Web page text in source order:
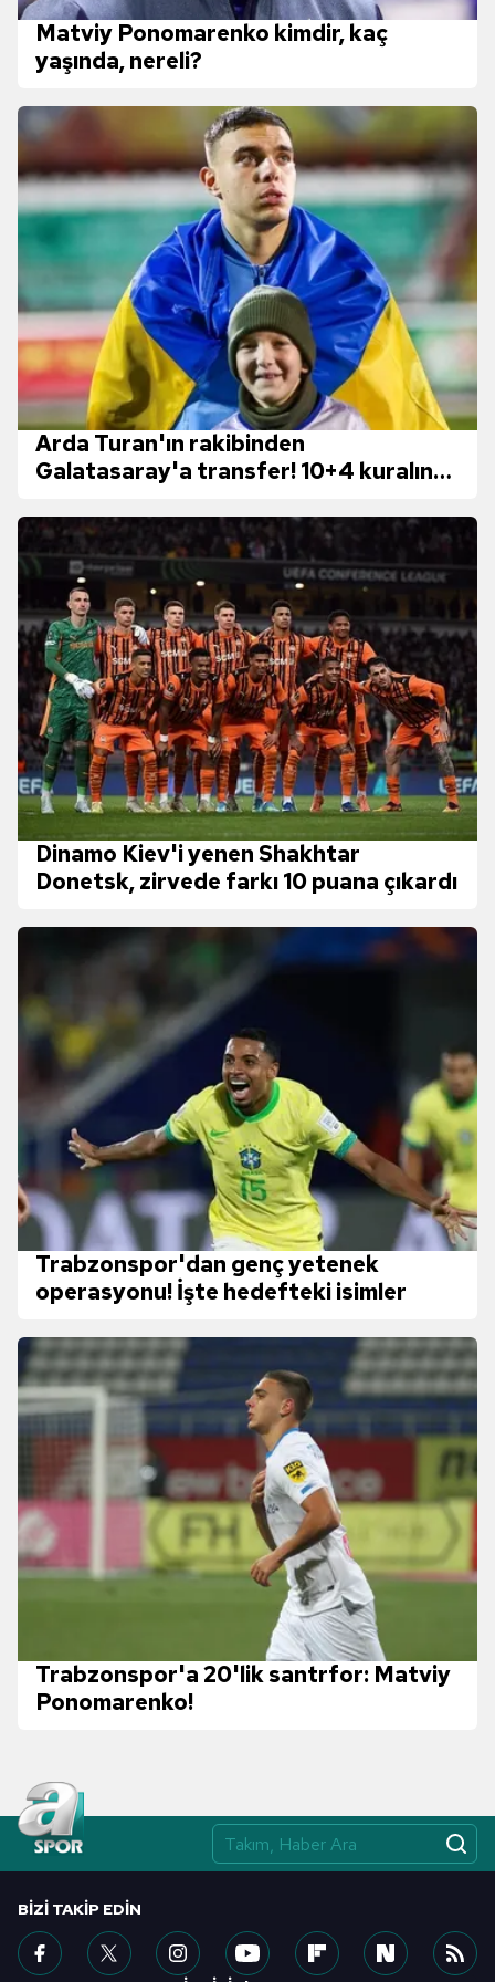
Matviy Ponomarenko kimdir, kaç
yaşında, nereli?
Arda Turan'ın rakibinden
Galatasaray'a transfer! 10+4 kuralına
Dinamo Kiev'i yenen Shakhtar
Donetsk, zirvede farkı 10 puana çıkardı
Trabzonspor'dan genç yetenek
operasyonu! İşte hedefteki isimler
Trabzonspor'a 20'lik santrfor: Matviy
Ponomarenko!
BIZI TAKIP EDIN